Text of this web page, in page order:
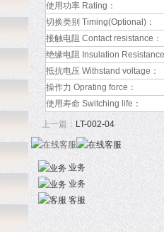
使用功率 Rating：
切换类别 Timing(Optional)：
接触电阻 Contact resistance：
绝缘电阻 Insulation
抵抗电压 Withstand voltage：
操作力 Oprating force：
使用寿命 Switching life：
上一篇： LT-002-04
业务
业务
客服